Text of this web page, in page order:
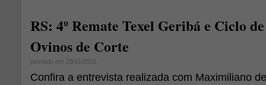
RS: 4º Remate Texel Geribá e Ciclo
Ovinos de Corte
postado em 25/11/2011
Confira a entrevista realizada com Maximiliano